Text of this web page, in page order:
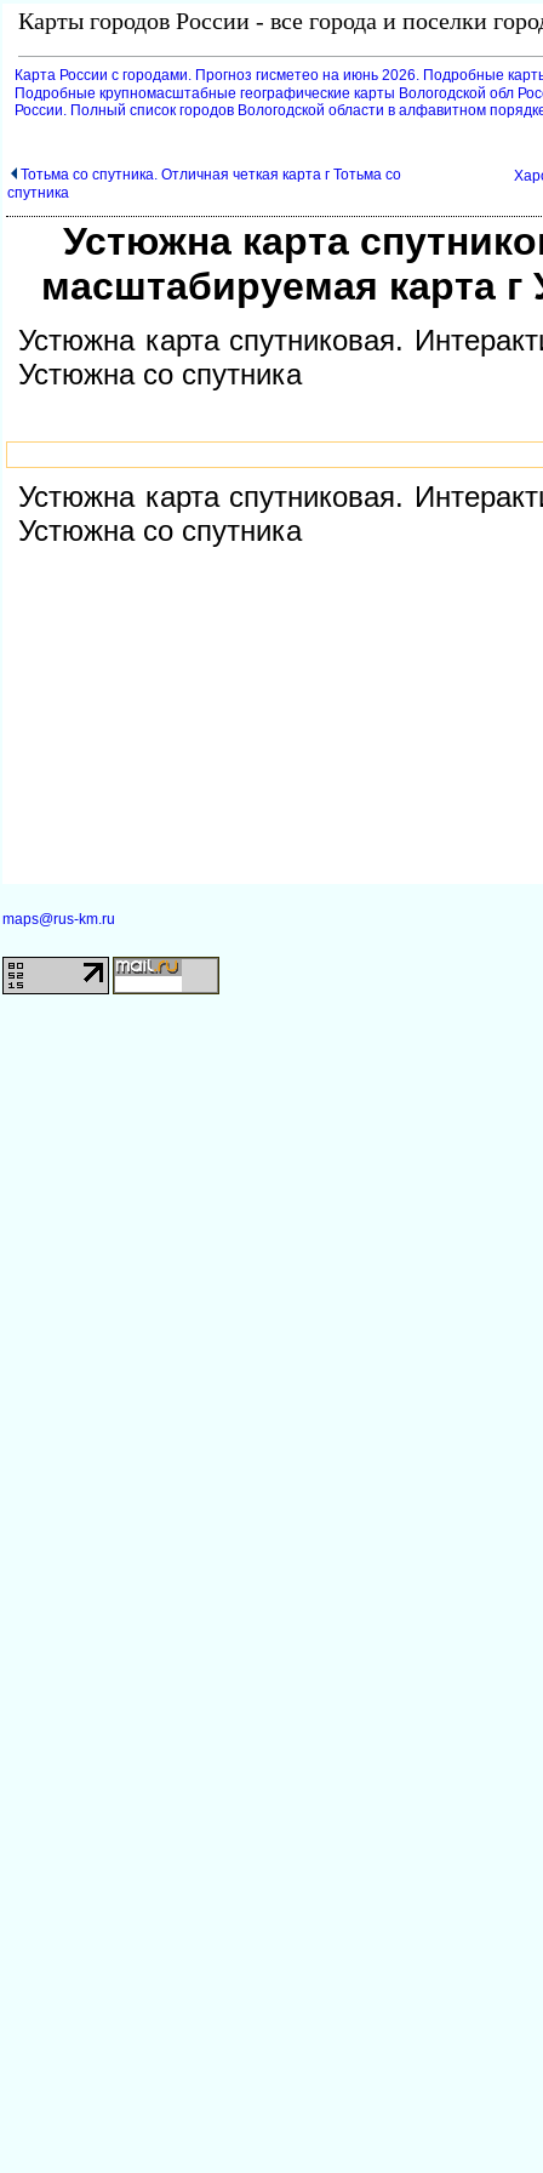
Карты городов России - все города и поселки
Карта России с городами. Прогноз гисметео на июнь 2026. Подробные
Подробные крупномасштабные географические карты Вологодской обл
России. Полный список городов Вологодской области в алфавитном
Тотьма со спутника. Отличная четкая карта г Тотьма со
спутника
Устюжна карта
масштабируемая карта г
Устюжна карта спутниковая.
Устюжна со спутника
Устюжна карта спутниковая.
Устюжна со спутника
maps@rus-km.ru